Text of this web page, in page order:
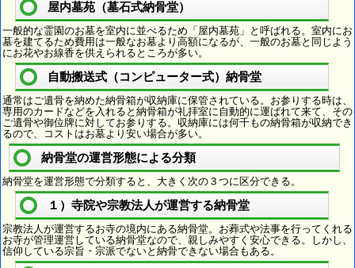
屋内墓苑（墓石式納骨堂）
一般的な霊園のお墓を室内に並べるため「屋内墓苑」と呼ばれる。室内にお
墓を建てるため費用は一般なお墓より高額になるが、一般のお墓と同じよう
にお花やお線香を供えられるところが多い。
自動搬送式（コンピューター式）納骨堂
通常はご遺骨を納めた納骨箱が収納庫に保管されている。お参りする時は、
専用のカードなどを入れると納骨箱が礼拝室に自動的に運ばれて来て、その
ご遺骨や御位牌に対してお参りする。収納庫には何千もの納骨箱が収納でき
るので、コストはお墓より安い場合が多い。
納骨堂の運営形態による分類
納骨堂を運営形態で分類すると、大きく次の３つに区分できる。
１）寺院や宗教法人が運営する納骨堂
宗教法人が運営するお寺の境内にある納骨堂。お葬式や法事を行ってくれる
お寺が管理運営している納骨堂なので、親しみやすく安心できる。しかし、
信仰している宗旨・宗派でないと納骨できない場合もある。